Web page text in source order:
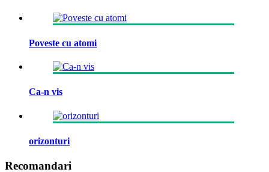
Poveste cu atomi
Ca-n vis
orizonturi
Recomandari